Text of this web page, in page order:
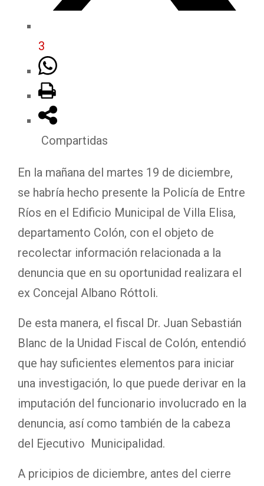
3
Compartidas
En la mañana del martes 19 de diciembre,
se habría hecho presente la Policía de Entre
Ríos en el Edificio Municipal de Villa Elisa,
departamento Colón, con el objeto de
recolectar información relacionada a la
denuncia que en su oportunidad realizara el
ex Concejal Albano Róttoli.
De esta manera, el fiscal Dr. Juan Sebastián
Blanc de la Unidad Fiscal de Colón, entendió
que hay suficientes elementos para iniciar
una investigación, lo que puede derivar en la
imputación del funcionario involucrado en la
denuncia, así como también de la cabeza
del Ejecutivo Municipalidad.
A pricipios de diciembre, antes del cierre